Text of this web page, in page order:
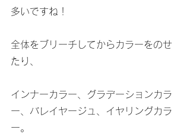
多いですね！
全体をブリーチしてからカラーをのせ
たり、
インナーカラー、グラデーションカラ
ー、バレイヤージュ、イヤリングカラ
ー。